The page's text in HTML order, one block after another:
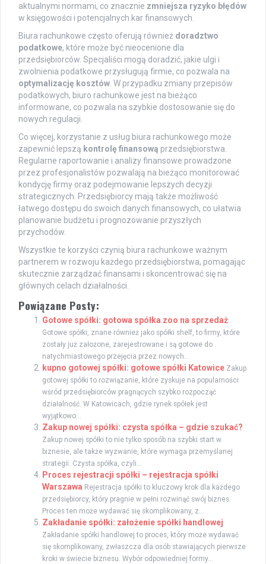
aktualnymi normami, co znacznie zmniejsza ryzyko błędów
w księgowości i potencjalnych kar finansowych.
Biura rachunkowe często oferują również doradztwo
podatkowe, które może być nieocenione dla
przedsiębiorców. Specjaliści mogą doradzić, jakie ulgi i
zwolnienia podatkowe przysługują firmie, co pozwala na
optymalizację kosztów . W przypadku zmiany przepisów
podatkowych, biuro rachunkowe jest na bieżąco
informowane, co pozwala na szybkie dostosowanie się do
nowych regulacji.
Co więcej, korzystanie z usług biura rachunkowego może
zapewnić lepszą kontrolę finansową przedsiębiorstwa.
Regularne raportowanie i analizy finansowe prowadzone
przez profesjonalistów pozwalają na bieżąco monitorować
kondycję firmy oraz podejmowanie lepszych decyzji
strategicznych. Przedsiębiorcy mają także możliwość
łatwego dostępu do swoich danych finansowych, co ułatwia
planowanie budżetu i prognozowanie przyszłych
przychodów.
Wszystkie te korzyści czynią biura rachunkowe ważnym
partnerem w rozwoju każdego przedsiębiorstwa, pomagając
skutecznie zarządzać finansami i skoncentrować się na
głównych celach działalności.
Powiązane Posty:
Gotowe spółki: gotowa spółka zoo na sprzedaż
Gotowe spółki, znane również jako spółki shelf, to firmy, które
zostały już założone, zarejestrowane i są gotowe do
natychmiastowego przejęcia przez nowych...
kupno gotowej spółki: gotowe spółki Katowice Zakup
gotowej spółki to rozwiązanie, które zyskuje na popularności
wśród przedsiębiorców pragnących szybko rozpocząć
działalność. W Katowicach, gdzie rynek spółek jest
wyjątkowo...
Zakup nowej spółki: czysta spółka – gdzie szukać?
Zakup nowej spółki to nie tylko sposób na szybki start w
biznesie, ale także wyzwanie, które wymaga przemyślanej
strategii. Czysta spółka, czyli...
Proces rejestracji spółki – rejestracja spółki
Warszawa Rejestracja spółki to kluczowy krok dla każdego
przedsiębiorcy, który pragnie w pełni rozwinąć swój biznes.
Proces ten może wydawać się skomplikowany, z...
Zakładanie spółki: założenie spółki handlowej
Zakładanie spółki handlowej to proces, który może wydawać
się skomplikowany, zwłaszcza dla osób stawiających pierwsze
kroki w świecie biznesu. Wybór odpowiedniej formy...